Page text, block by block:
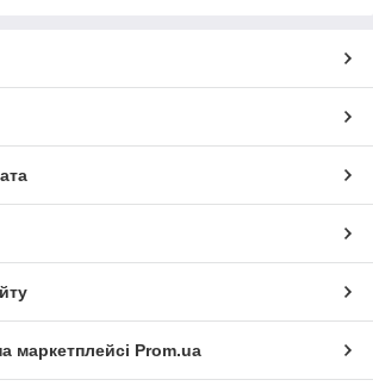
маркетплейсі Prom.ua